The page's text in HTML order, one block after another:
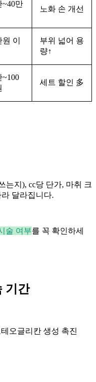
~40만
노화 손 개선
이
부위 넓어 용
량↑
~100
세트 할인 多
는지), cc당 단가, 마취 크
달라집니다.
술 여부를 꼭 확인하세
기간
오글리칸 생성 촉진